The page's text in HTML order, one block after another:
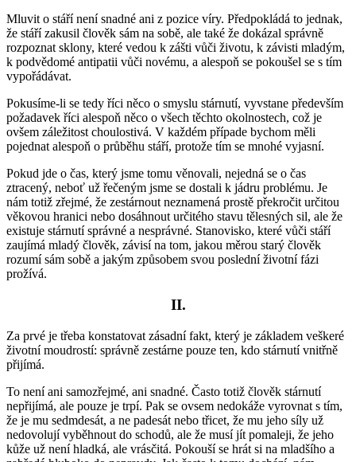
Mluvit o stáří není snadné ani z pozice víry. Předpokládá to jednak,
že stáří zakusil člověk sám na sobě, ale také že dokázal správně
rozpoznat sklony, které vedou k zášti vůči životu, k závisti mladým,
k podvědomé antipatii vůči novému, a alespoň se pokoušel se s tím
vypořádávat.
Pokusíme-li se tedy říci něco o smyslu stárnutí, vyvstane především
požadavek říci alespoň něco o všech těchto okolnostech, což je
ovšem záležitost choulostivá. V každém případe bychom měli
pojednat alespoň o průběhu stáří, protože tím se mnohé vyjasní.
Pokud jde o čas, který jsme tomu věnovali, nejedná se o čas
ztracený, neboť už řečeným jsme se dostali k jádru problému. Je
nám totiž zřejmé, že zestárnout neznamená prostě překročit určitou
věkovou hranici nebo dosáhnout určitého stavu tělesných sil, ale že
existuje stárnutí správné a nesprávné. Stanovisko, které vůči stáří
zaujímá mladý člověk, závisí na tom, jakou měrou starý člověk
rozumí sám sobě a jakým způsobem svou poslední životní fázi
prožívá.
II.
Za prvé je třeba konstatovat zásadní fakt, který je základem veškeré
životní moudrostí: správně zestárne pouze ten, kdo stárnutí vnitřně
přijímá.
To není ani samozřejmé, ani snadné. Často totiž člověk stárnutí
nepřijímá, ale pouze je trpí. Pak se ovsem nedokáže vyrovnat s tím,
že je mu sedmdesát, a ne padesát nebo třicet, že mu jeho síly už
nedovolují vyběhnout do schodů, ale že musí jít pomaleji, že jeho
kůže už není hladká, ale vrásčitá. Pokouší se hrát si na mladšího a